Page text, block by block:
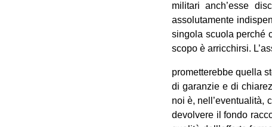
militari anch’esse
assolutamente
singola scuola perché
scopo è arricchirsi.
prometterebbe quella
di garanzie e di
noi è, nell’eventualità,
devolvere il fondo